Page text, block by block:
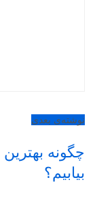
نوشته‌ی بعدی
چگونه
بیابیم؟